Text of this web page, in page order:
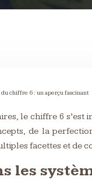
chiffre 6 : un aperçu fascinant
le chiffre 6
de la
facettes et de
les